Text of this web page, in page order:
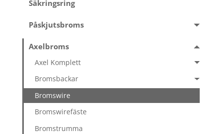
Säkringsring
Påskjutsbroms
Axelbroms
Axel Komplett
Bromsbackar
Bromswire
Bromswirefäste
Bromstrumma